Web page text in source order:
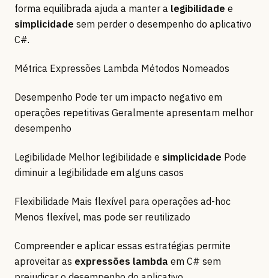
forma equilibrada ajuda a manter a legibilidade e
simplicidade sem perder o desempenho do aplicativo
C#.
Métrica Expressões Lambda Métodos Nomeados
Desempenho Pode ter um impacto negativo em
operações repetitivas Geralmente apresentam melhor
desempenho
Legibilidade Melhor legibilidade e simplicidade Pode
diminuir a legibilidade em alguns casos
Flexibilidade Mais flexível para operações ad-hoc
Menos flexível, mas pode ser reutilizado
Compreender e aplicar essas estratégias permite
aproveitar as expressões lambda em C# sem